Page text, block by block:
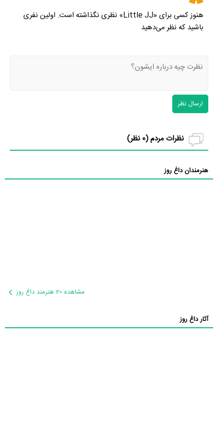
هنوز کسی برای «Little JJ» نظری نگذاشته است. اولین نفری
باشید که نظر می‌دهید
ارسال نظر
نظرات مردم (0 نظر)
هنرمندان داغ روز
مشاهده 20 هنرمند داغ روز
آثار داغ روز